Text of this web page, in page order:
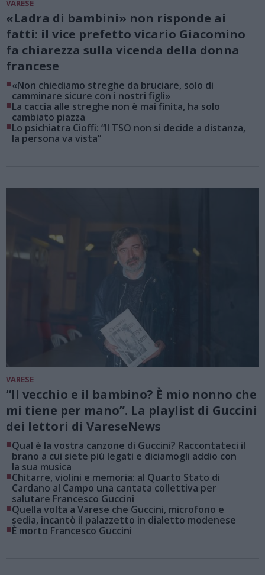
VARESE
«Ladra di bambini» non risponde ai
fatti: il vice prefetto vicario Giacomino
fa chiarezza sulla vicenda della donna
francese
■«Non chiediamo streghe da bruciare, solo di
camminare sicure con i nostri figli»
■La caccia alle streghe non è mai finita, ha solo
cambiato piazza
■Lo psichiatra Cioffi: “Il TSO non si decide a distanza,
la persona va vista”
VARESE
“Il vecchio e il bambino? È mio nonno che
mi tiene per mano”. La playlist di Guccini
dei lettori di VareseNews
■Qual è la vostra canzone di Guccini? Raccontateci il
brano a cui siete più legati e diciamogli addio con
la sua musica
■Chitarre, violini e memoria: al Quarto Stato di
Cardano al Campo una cantata collettiva per
salutare Francesco Guccini
■Quella volta a Varese che Guccini, microfono e
sedia, incantò il palazzetto in dialetto modenese
■È morto Francesco Guccini